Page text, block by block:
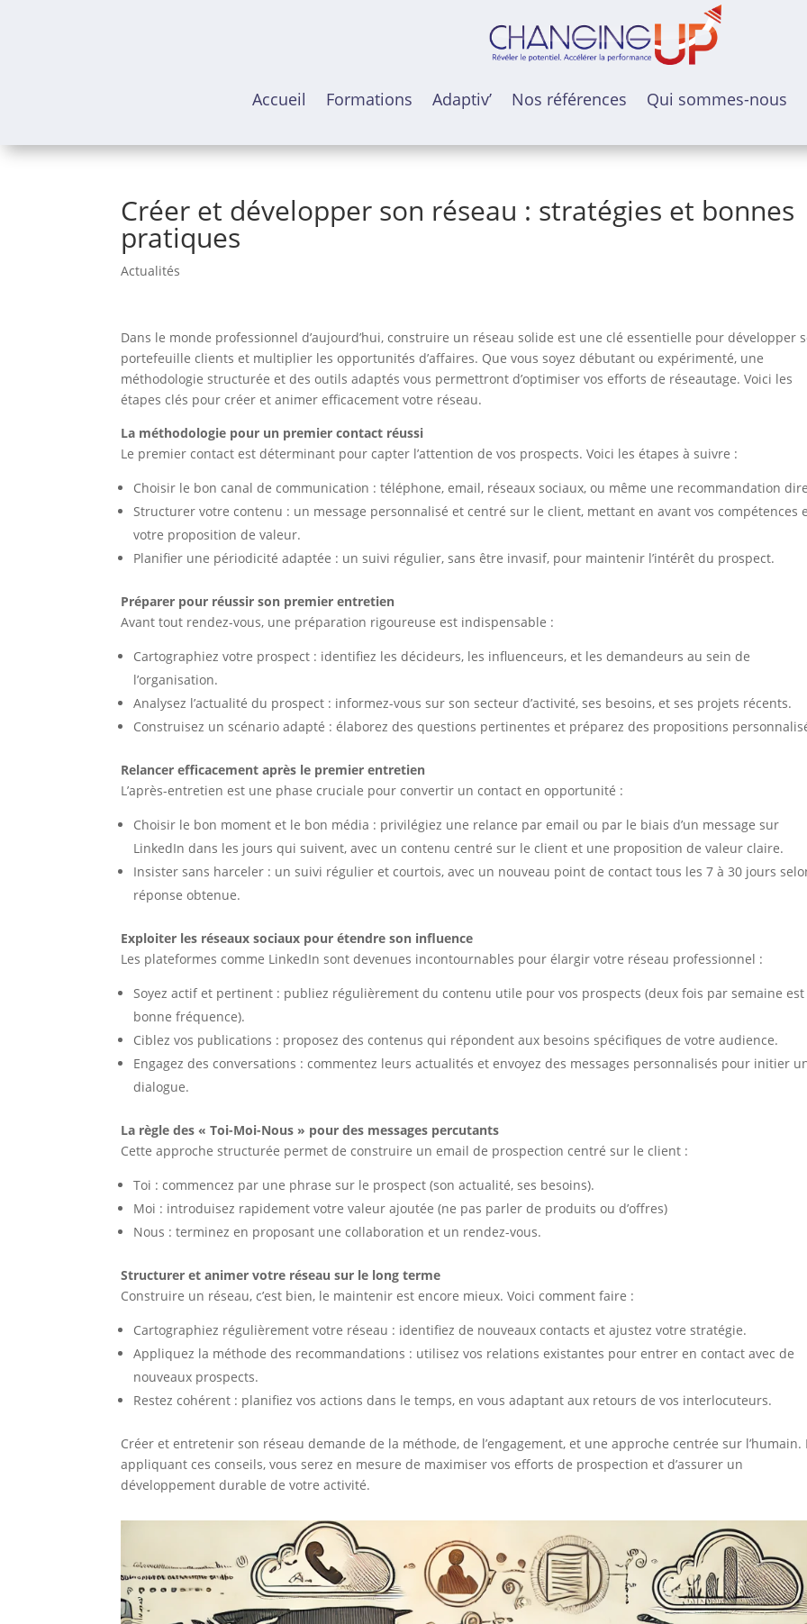
Accueil Formations Adaptiv’ Nos références Qui sommes-nous
Créer et développer son réseau : stratégies et bonnes
pratiques
Actualités
Dans le monde professionnel d’aujourd’hui, construire un réseau solide est une clé essentielle pour développer
portefeuille clients et multiplier les opportunités d’affaires. Que vous soyez débutant ou expérimenté, une
méthodologie structurée et des outils adaptés vous permettront d’optimiser vos efforts de réseautage. Voici les
étapes clés pour créer et animer efficacement votre réseau.
La méthodologie pour un premier contact réussi
Le premier contact est déterminant pour capter l’attention de vos prospects. Voici les étapes à suivre :
Choisir le bon canal de communication : téléphone, email, réseaux sociaux, ou même une recommandation
Structurer votre contenu : un message personnalisé et centré sur le client, mettant en avant vos compétences
votre proposition de valeur.
Planifier une périodicité adaptée : un suivi régulier, sans être invasif, pour maintenir l’intérêt du prospect.
Préparer pour réussir son premier entretien
Avant tout rendez-vous, une préparation rigoureuse est indispensable :
Cartographiez votre prospect : identifiez les décideurs, les influenceurs, et les demandeurs au sein de
l’organisation.
Analysez l’actualité du prospect : informez-vous sur son secteur d’activité, ses besoins, et ses projets récents.
Construisez un scénario adapté : élaborez des questions pertinentes et préparez des propositions
Relancer efficacement après le premier entretien
L’après-entretien est une phase cruciale pour convertir un contact en opportunité :
Choisir le bon moment et le bon média : privilégiez une relance par email ou par le biais d’un message sur
LinkedIn dans les jours qui suivent, avec un contenu centré sur le client et une proposition de valeur claire.
Insister sans harceler : un suivi régulier et courtois, avec un nouveau point de contact tous les 7 à 30 jours
réponse obtenue.
Exploiter les réseaux sociaux pour étendre son influence
Les plateformes comme LinkedIn sont devenues incontournables pour élargir votre réseau professionnel :
Soyez actif et pertinent : publiez régulièrement du contenu utile pour vos prospects (deux fois par semaine
bonne fréquence).
Ciblez vos publications : proposez des contenus qui répondent aux besoins spécifiques de votre audience.
Engagez des conversations : commentez leurs actualités et envoyez des messages personnalisés pour initier
dialogue.
La règle des « Toi-Moi-Nous » pour des messages percutants
Cette approche structurée permet de construire un email de prospection centré sur le client :
Toi : commencez par une phrase sur le prospect (son actualité, ses besoins).
Moi : introduisez rapidement votre valeur ajoutée (ne pas parler de produits ou d’offres)
Nous : terminez en proposant une collaboration et un rendez-vous.
Structurer et animer votre réseau sur le long terme
Construire un réseau, c’est bien, le maintenir est encore mieux. Voici comment faire :
Cartographiez régulièrement votre réseau : identifiez de nouveaux contacts et ajustez votre stratégie.
Appliquez la méthode des recommandations : utilisez vos relations existantes pour entrer en contact avec de
nouveaux prospects.
Restez cohérent : planifiez vos actions dans le temps, en vous adaptant aux retours de vos interlocuteurs.
Créer et entretenir son réseau demande de la méthode, de l’engagement, et une approche centrée sur l’humain.
appliquant ces conseils, vous serez en mesure de maximiser vos efforts de prospection et d’assurer un
développement durable de votre activité.